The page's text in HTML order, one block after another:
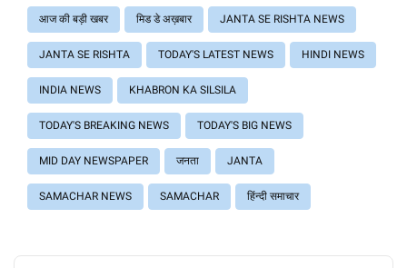
आज की बड़ी खबर मिड डे अख़बार JANTA SE RISHTA NEWS
JANTA SE RISHTA TODAY'S LATEST NEWS HINDI NEWS
INDIA NEWS KHABRON KA SILSILA
TODAY'S BREAKING NEWS TODAY'S BIG NEWS
MID DAY NEWSPAPER जनता JANTA
SAMACHAR NEWS SAMACHAR हिंन्दी समाचार